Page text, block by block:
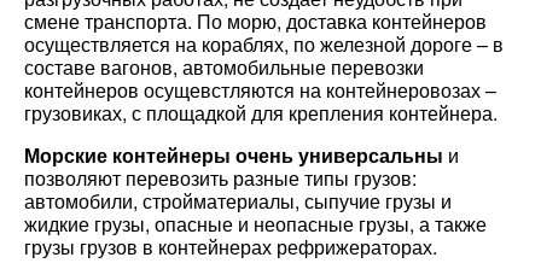
смене транспорта. По морю, доставка контейнеров
осуществляется на кораблях, по железной дороге – в
составе вагонов, автомобильные перевозки
контейнеров осущевстляются на контейнеровозах –
грузовиках, с площадкой для крепления контейнера.
Морские контейнеры очень универсальны и
позволяют перевозить разные типы грузов:
автомобили, стройматериалы, сыпучие грузы и
жидкие грузы, опасные и неопасные грузы, а также
грузы грузов в контейнерах рефрижераторах.
Город загрузки
Страна выгрузки
Город выгрузки
Наименование груза
Город загрузки
Страна выгрузки
Город выгрузки
Тип транспорта